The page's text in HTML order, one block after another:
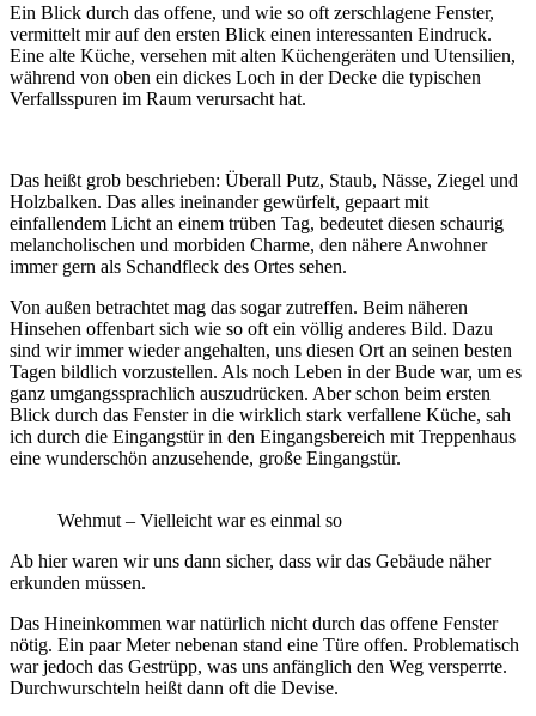
Ein Blick durch das offene, und wie so oft zerschlagene Fenster,
vermittelt mir auf den ersten Blick einen interessanten Eindruck.
Eine alte Küche, versehen mit alten Küchengeräten und Utensilien,
während von oben ein dickes Loch in der Decke die typischen
Verfallsspuren im Raum verursacht hat.
Das heißt grob beschrieben: Überall Putz, Staub, Nässe, Ziegel und
Holzbalken. Das alles ineinander gewürfelt, gepaart mit
einfallendem Licht an einem trüben Tag, bedeutet diesen schaurig
melancholischen und morbiden Charme, den nähere Anwohner
immer gern als Schandfleck des Ortes sehen.
Von außen betrachtet mag das sogar zutreffen. Beim näheren
Hinsehen offenbart sich wie so oft ein völlig anderes Bild. Dazu
sind wir immer wieder angehalten, uns diesen Ort an seinen besten
Tagen bildlich vorzustellen. Als noch Leben in der Bude war, um es
ganz umgangssprachlich auszudrücken. Aber schon beim ersten
Blick durch das Fenster in die wirklich stark verfallene Küche, sah
ich durch die Eingangstür in den Eingangsbereich mit Treppenhaus
eine wunderschön anzusehende, große Eingangstür.
Wehmut – Vielleicht war es einmal so
Ab hier waren wir uns dann sicher, dass wir das Gebäude näher
erkunden müssen.
Das Hineinkommen war natürlich nicht durch das offene Fenster
nötig. Ein paar Meter nebenan stand eine Türe offen. Problematisch
war jedoch das Gestrüpp, was uns anfänglich den Weg versperrte.
Durchwurschteln heißt dann oft die Devise.